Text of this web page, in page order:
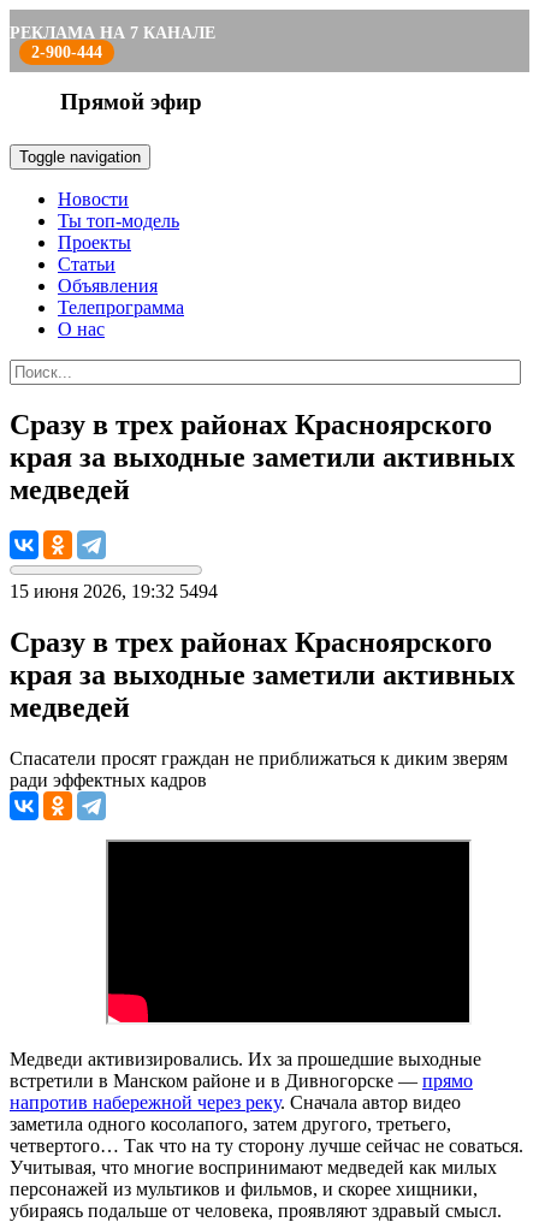
РЕКЛАМА НА 7 КАНАЛЕ
2-900-444
Прямой эфир
Toggle navigation
Новости
Ты топ-модель
Проекты
Статьи
Объявления
Телепрограмма
О нас
Сразу в трех районах Красноярского
края за выходные заметили активных
медведей
15 июня 2026, 19:32 5494
Сразу в трех районах Красноярского
края за выходные заметили активных
медведей
Спасатели просят граждан не приближаться к диким зверям
ради эффектных кадров
Медведи активизировались. Их за прошедшие выходные
встретили в Манском районе и в Дивногорске — прямо
напротив набережной через реку. Сначала автор видео
заметила одного косолапого, затем другого, третьего,
четвертого… Так что на ту сторону лучше сейчас не соваться.
Учитывая, что многие воспринимают медведей как милых
персонажей из мультиков и фильмов, и скорее хищники,
убираясь подальше от человека, проявляют здравый смысл.